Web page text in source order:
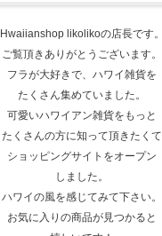
Hwaiianshop likolikoの店長です。
ご覧頂きありがとうございます。
フラが大好きで、
ハワイ雑貨を
たくさん集めていました。
可愛いハワイアン雑貨をもっと
たくさんの方に知って頂きたくて
ショッピングサイトをオープン
しました。
ハワイの風を感じてみて下さい。
お気に入りの商品が見つかると
嬉しいです！